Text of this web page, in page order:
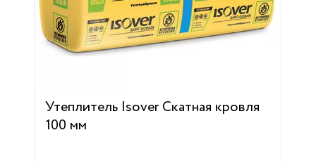
Утеплитель Isover Скатная кровля
100 мм